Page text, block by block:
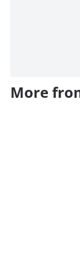
More